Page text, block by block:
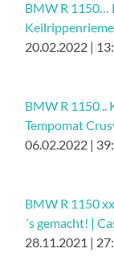
BMW R 1150…
20.02.2022 |
BMW R 1150 ..
Tempomat
06.02.2022 |
BMW R 1150
´s gemacht! |
28.11.2021 |